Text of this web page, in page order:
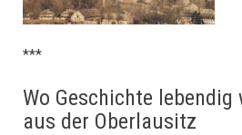
***
Wo Geschichte
aus der Oberlausitz